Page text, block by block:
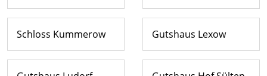
Schloss Kummerow Gutshaus Lexow